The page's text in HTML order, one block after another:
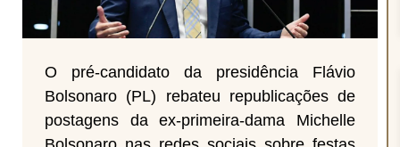
O pré-candidato da presidência Flávio
Bolsonaro (PL) rebateu republicações de
postagens da ex-primeira-dama Michelle